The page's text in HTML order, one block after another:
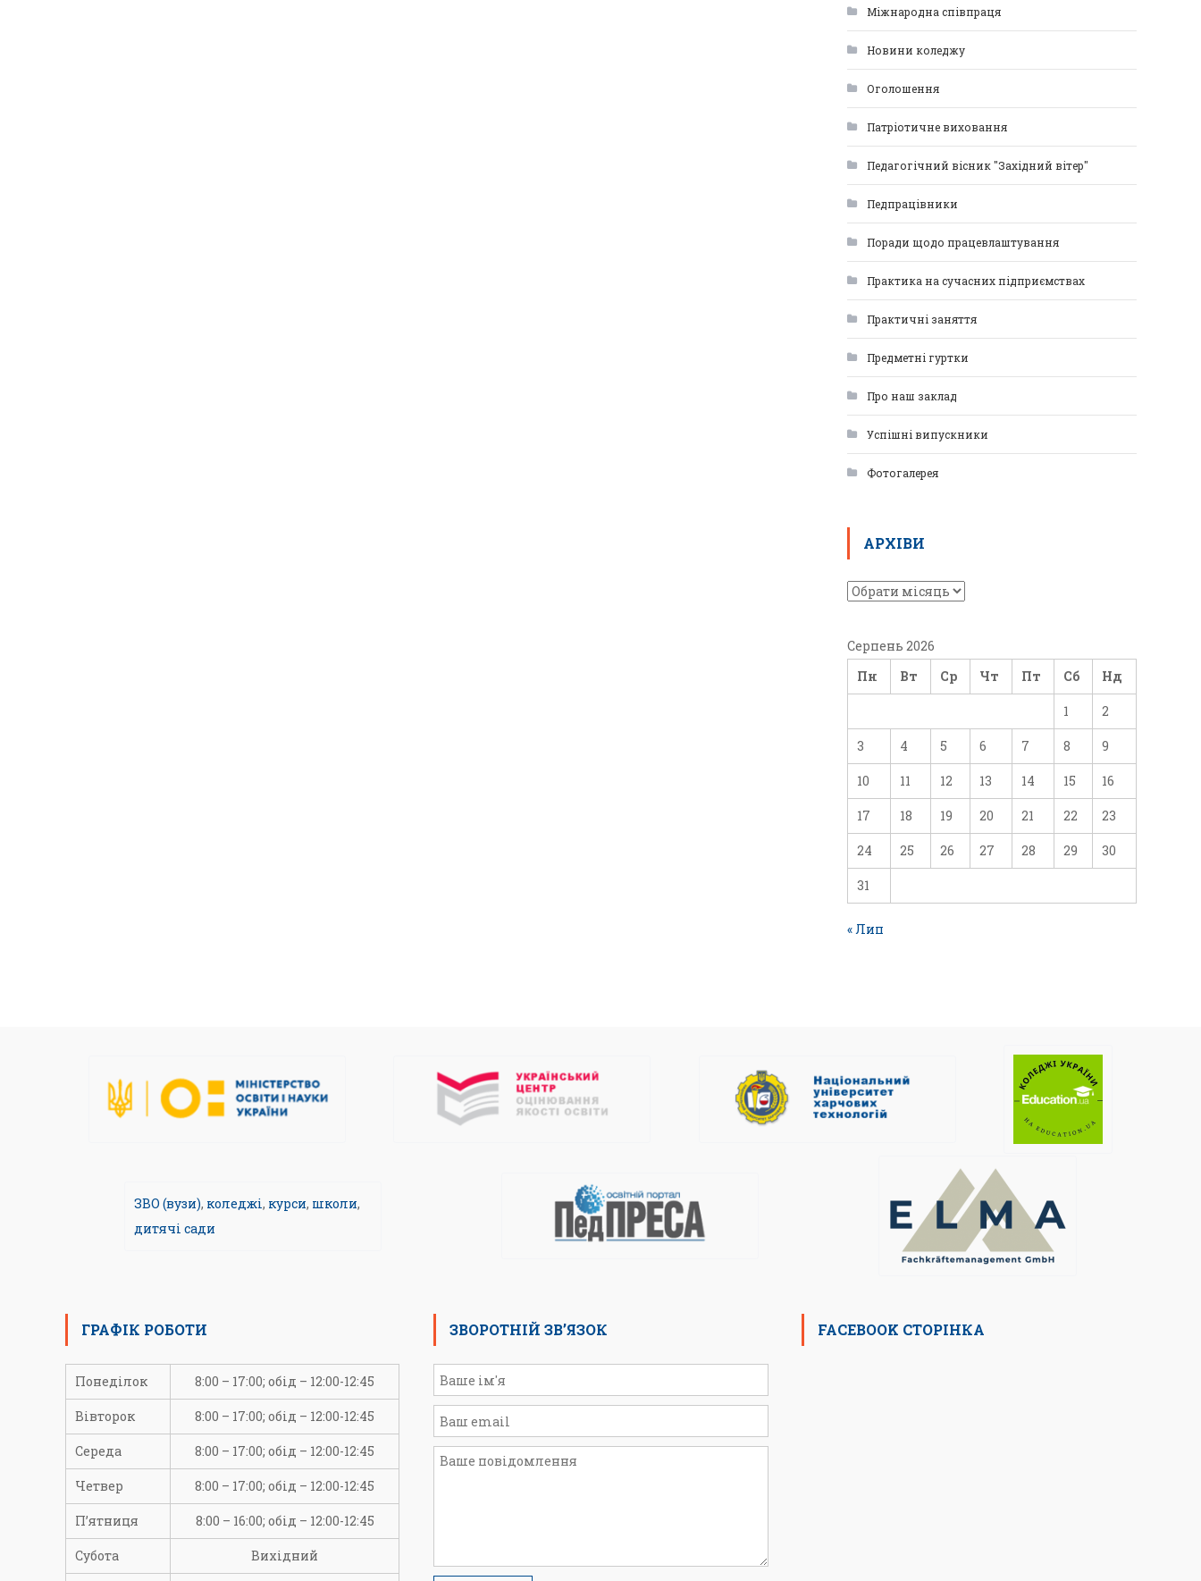
Міжнародна співпраця
Новини коледжу
Оголошення
Патріотичне виховання
Педагогічний вісник "Західний вітер"
Педпрацівники
Поради щодо працевлаштування
Практика на сучасних підприємствах
Практичні заняття
Предметні гуртки
Про наш заклад
Успішні випускники
Фотогалерея
АРХІВИ
Серпень 2026
Пн
Вт Ср Чт Пт Сб Нд
1 2
3 4 5 6 7 8 9
10 11 12 13 14 15 16
17 18 19 20 21 22 23
24 25 26 27 28 29 30
31
« Лип
ЗВО (вузи), коледжі, курси, школи,
дитячі сади
ГРАФІК РОБОТИ
Понеділок 8:00 – 17:00; обід – 12:00-12:45
Вівторок 8:00 – 17:00; обід – 12:00-12:45
Середа 8:00 – 17:00; обід – 12:00-12:45
Четвер 8:00 – 17:00; обід – 12:00-12:45
П’ятниця 8:00 – 16:00; обід – 12:00-12:45
Субота Вихідний
ЗВОРОТНІЙ ЗВ’ЯЗОК FACEBOOK СТОРІНКА